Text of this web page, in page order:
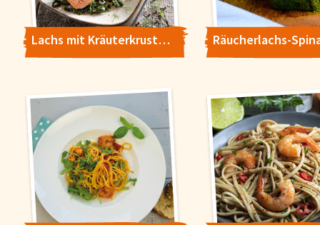
Lachs mit Kräuterkruste auf Spinat mit Fächerkartoffeln